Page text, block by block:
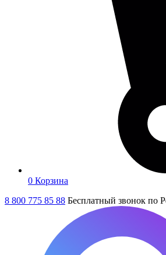
0 Корзина
8 800 775 85 88 Бесплатный звонок по